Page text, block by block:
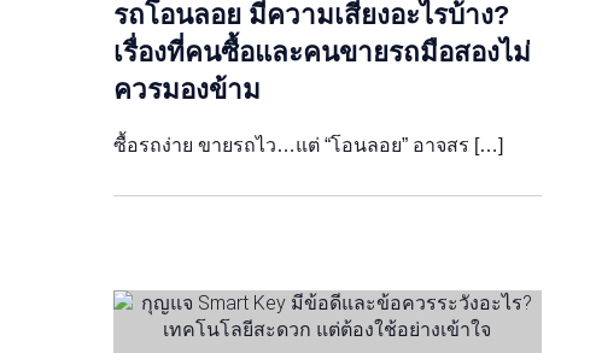
รถโอนลอย มีความเสี่ยงอะไรบ้าง?
เรื่องที่คนซื้อและคนขายรถมือสองไม่
ควรมองข้าม
ซื้อรถง่าย ขายรถไว…แต่ “โอนลอย” อาจสร […]